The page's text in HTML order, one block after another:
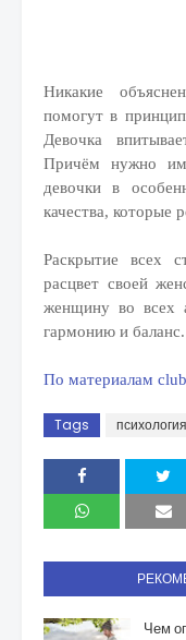
Никакие
помогут в
Девочка
Причём нужно
девочки в
качества, которые
Раскрытие всех
расцвет своей
женщину во всех
гармонию и баланс.
По материалам
Tags психология
Чем